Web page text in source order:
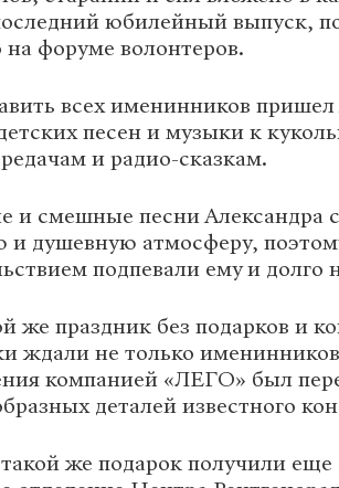
юбилейный выпуск,
форуме волонтеров.
всех именинников
песен и музыки к
и радио-сказкам.
и смешные песни Александра
и душевную атмосферу,
подпевали ему и долго
же праздник без подарков и
ждали не только
компанией «ЛЕГО» был
деталей известного
же подарок получили